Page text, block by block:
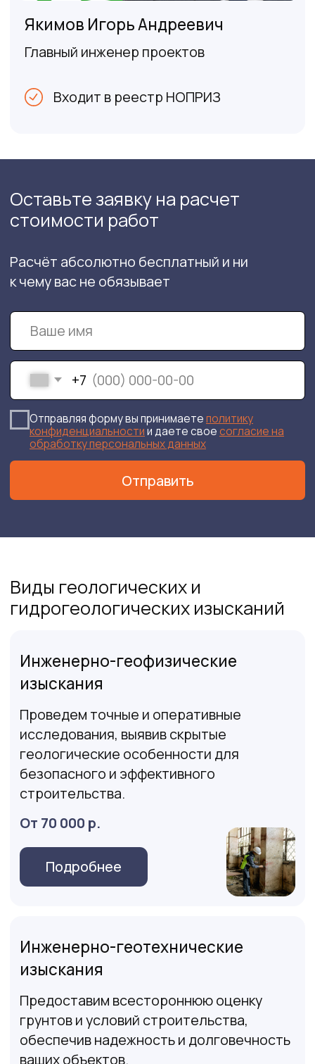
Газогеохимический анализ почвы
обязателен при строительстве на
газогенерирующих грунтах: насыпных,
Статическое зондирование
Оставить заявку
участке с высоким уровнем грунтовых
вод
От 30 000 р.
Геология для дренажных систем и
колодцев
Оставить заявку
Гидрогеологическое заключение
необходимо для проектирования
источника водоснабжения, а также
для проектирования зон санитарной
охраны водозабора
От 40 000 р.
Гидрогеологические
изыскания для строительства
Оставить заявку
фундамент, так и провести
обследование уже существующего
От 20 000 р.
усиление фундаментов
Если вы занимаетесь геологией
подготовлены пробы грунта, вы можете
обратиться в нашу лабораторию для
От 20 000 р.
характеристик грунтов